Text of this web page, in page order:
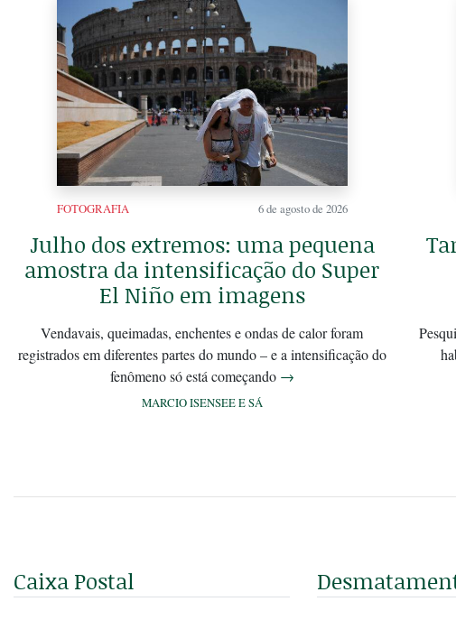
FOTOGRAFIA 6 de agosto de 2026
Julho dos extremos: uma pequena
amostra da intensificação do Super
El Niño em imagens
Vendavais, queimadas, enchentes e ondas de calor foram
registrados em diferentes partes do mundo – e a intensificação do
fenômeno só está começando →
MARCIO ISENSEE E SÁ
Caixa Postal